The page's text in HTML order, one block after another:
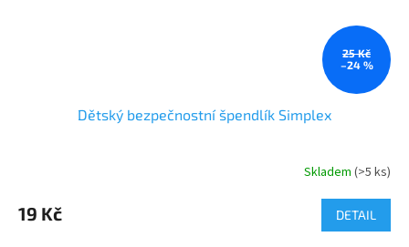
25 Kč
–24 %
Dětský bezpečnostní špendlík Simplex
Skladem (>5 ks)
19 Kč DETAIL